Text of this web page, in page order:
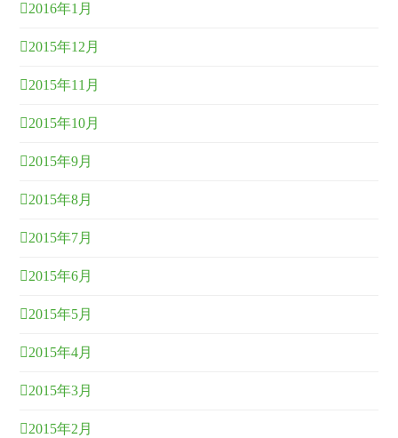
2016年1月
2015年12月
2015年11月
2015年10月
2015年9月
2015年8月
2015年7月
2015年6月
2015年5月
2015年4月
2015年3月
2015年2月